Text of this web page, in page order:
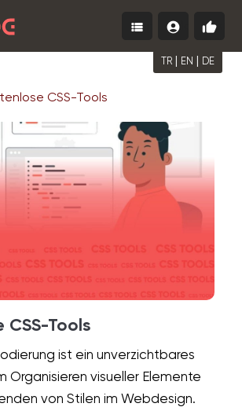
thumb_up
account_circle
Einloggen
view_list
Menu
TR EN DE
CSS-Tools
CSS-Tools
ist ein unverzichtbares
Organisieren visueller Elemente
von Stilen im Webdesign.